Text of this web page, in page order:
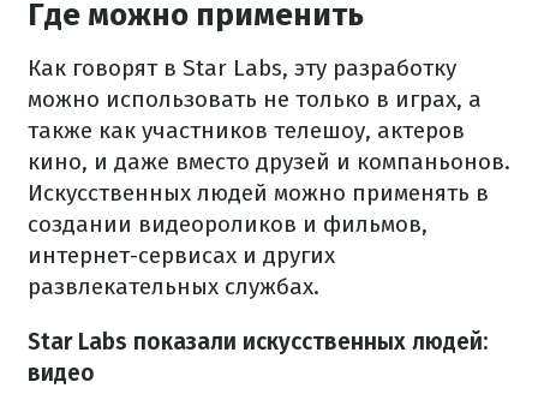
Где можно применить
Как говорят в Star Labs, эту разработку
можно использовать не только в играх, а
также как участников телешоу, актеров
кино, и даже вместо друзей и компаньонов.
Искусственных людей можно применять в
создании видеороликов и фильмов,
интернет-сервисах и других
развлекательных службах.
Star Labs показали искусственных людей:
видео